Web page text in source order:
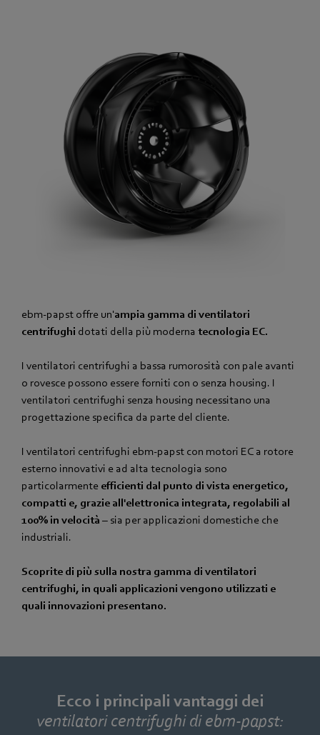
ebm‑papst offre un'ampia gamma di ventilatori
centrifughi dotati della più moderna tecnologia EC.
I ventilatori centrifughi a bassa rumorosità con pale avanti
o rovesce possono essere forniti con o senza housing. I
ventilatori centrifughi senza housing necessitano una
progettazione specifica da parte del cliente.
I ventilatori centrifughi ebm‑papst con motori EC a rotore
esterno innovativi e ad alta tecnologia sono
particolarmente efficienti dal punto di vista energetico,
compatti e, grazie all'elettronica integrata, regolabili al
100% in velocità – sia per applicazioni domestiche che
industriali.
Scoprite di più sulla nostra gamma di ventilatori
centrifughi, in quali applicazioni vengono utilizzati e
quali innovazioni presentano.
Ecco i principali vantaggi dei
ventilatori centrifughi di ebm‑papst: